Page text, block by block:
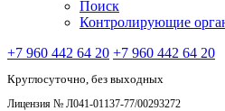
Поиск
Контролирующие
+7 960 442 64 20 +7 960 442 64 20
Круглосуточно, без выходных
Лицензия № Л041-01137-77/00293272